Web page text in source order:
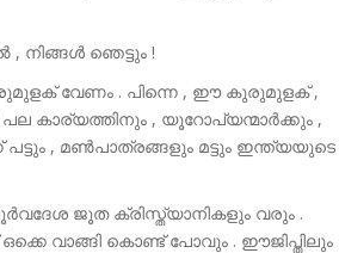
നിങ്ങൾ ഞെട്ടും !
വേണം . പിന്നെ , ഈ കുരുമുളക് ,
കാര്യത്തിനും , യൂറോപ്യന്മാർക്കും ,
, മൺപാത്രങ്ങളും മട്ടും ഇന്ത്യയുടെ
ജൂത ക്രിസ്ത്യാനികളും വരും .
വാങ്ങി കൊണ്ട് പോവും . ഈജിപ്തിലും